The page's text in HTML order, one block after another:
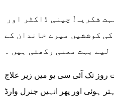
کوششیں میرے خاندان کے
لیے بہت معنی رکھتی ہیں ۔
روز تک آئی سی یو میں زیر علاج
ہوئی اور پھر انہیں جنرل وارڈ